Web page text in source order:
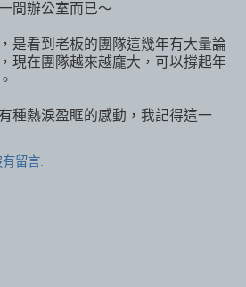
間辦公室而已～
是看到老板的團隊這幾年有大量論
現在團隊越來越龐大，可以撐起年
種熱淚盈眶的感動，我記得這一
有留言: